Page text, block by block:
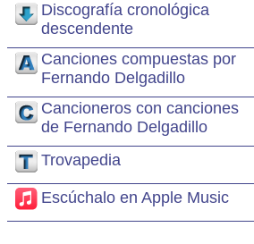
Discografía cronológica
descendente
Canciones compuestas por
Fernando Delgadillo
Cancioneros con canciones
de Fernando Delgadillo
Trovapedia
Escúchalo en Apple Music